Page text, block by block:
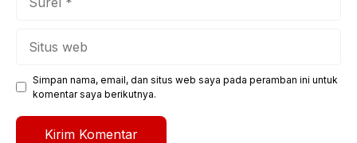
Simpan nama, email, dan situs web saya pada peramban ini untuk
komentar saya berikutnya.